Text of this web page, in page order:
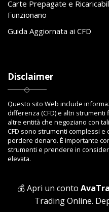
💰 Apri un conto
Trading Online.
Carte Prepagate e
Funzionano
Guida Aggiornata ai CFD
Disclaimer
Questo sito Web include
differenza (CFD) e altri
altre entità che negoziano con
CFD sono strumenti complessi
perdere denaro. È importante
strumenti e prendere in
elevata.
Copyright © 2023